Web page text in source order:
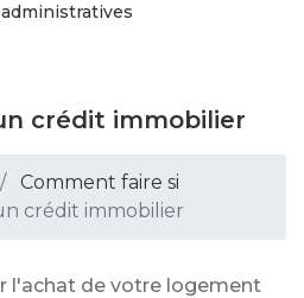
crédit immobilier
Comment faire si
crédit immobilier
l'achat de votre logement